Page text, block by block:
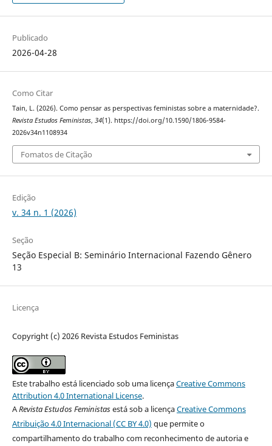
Publicado
2026-04-28
Como Citar
Tain, L. (2026). Como pensar as perspectivas feministas sobre a maternidade?.
Revista Estudos Feministas, 34(1). https://doi.org/10.1590/1806-9584-
2026v34n1108934
Fomatos de Citação
Edição
v. 34 n. 1 (2026)
Seção
Seção Especial B: Seminário Internacional Fazendo Gênero
13
Licença
Copyright (c) 2026 Revista Estudos Feministas
Este trabalho está licenciado sob uma licençaCreative Commons
Attribution 4.0 International License.
ARevista Estudos Feministasestá sob a licençaCreative Commons
Atribuição 4.0 Internacional (CC BY 4.0) que permite o
compartilhamento do trabalho com reconhecimento de autoria e